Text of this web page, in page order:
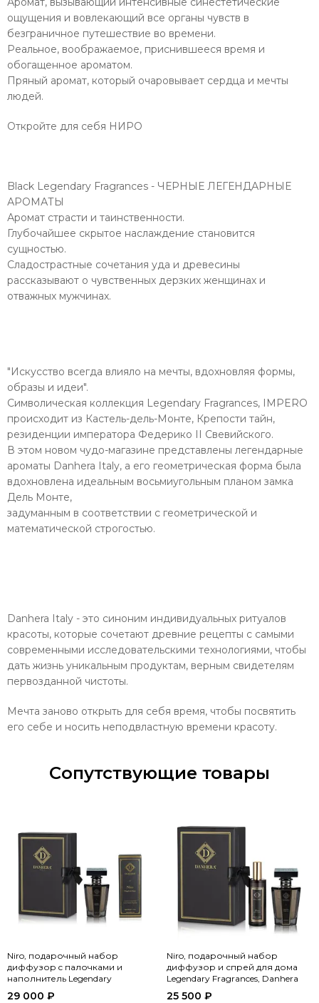
ощущения и вовлекающий все органы чувств в
безграничное путешествие во времени.
Реальное, воображаемое, приснившееся время и
обогащенное ароматом.
Пряный аромат, который очаровывает сердца и мечты
людей.
Откройте для себя НИРО
Black Legendary Fragrances - ЧЕРНЫЕ ЛЕГЕНДАРНЫЕ
АРОМАТЫ
Аромат страсти и таинственности.
Глубочайшее скрытое наслаждение становится
сущностью.
Сладострастные сочетания уда и древесины
рассказывают о чувственных дерзких женщинах и
отважных мужчинах.
"Искусство всегда влияло на мечты, вдохновляя формы,
образы и идеи".
Символическая коллекция Legendary Fragrances, IMPERO
происходит из Кастель-дель-Монте, Крепости тайн,
резиденции императора Федерико II Свевийского.
В этом новом чудо-магазине представлены легендарные
ароматы Danhera Italy, а его геометрическая форма была
вдохновлена идеальным восьмиугольным планом замка
Дель Монте,
задуманным в соответствии с геометрической и
математической строгостью.
Danhera Italy - это синоним индивидуальных ритуалов
красоты, которые сочетают древние рецепты с самыми
современными исследовательскими технологиями, чтобы
дать жизнь уникальным продуктам, верным свидетелям
первозданной чистоты.
Мечта заново открыть для себя время, чтобы посвятить
его себе и носить неподвластную времени красоту.
Сопутствующие товары
Niro, подарочный набор
диффузор c палочками и
наполнитель Legendary
29 000 ₽
Niro, подарочный набор
диффузор и спрей для дома
Legendary Fragrances, Danhera
25 500 ₽